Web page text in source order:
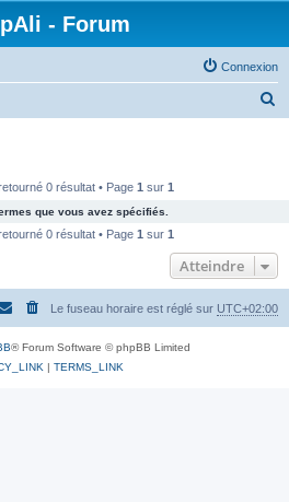
- Forum
Connexion
c
e
0 résultat • Page 1 sur 1
que vous avez spécifiés.
0 résultat • Page 1 sur 1
Atteindre
Le fuseau horaire est réglé sur UTC+02:00
® Forum Software © phpBB Limited
| TERMS_LINK